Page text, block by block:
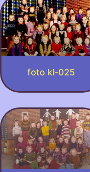
foto kl-025